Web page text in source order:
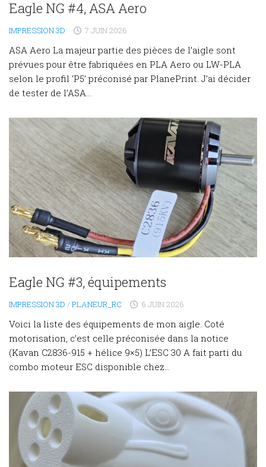
Eagle NG #4, ASA Aero
IMPRESSION 3D 7 JUIN 2026
ASA Aero La majeur partie des pièces de l’aigle sont
prévues pour être fabriquées en PLA Aero ou LW-PLA
selon le profil ‘P5’ préconisé par PlanePrint. J’ai décider
de tester de l’ASA...
Eagle NG #3, équipements
IMPRESSION 3D /PLANEUR_RC 6 JUIN 2026
Voici la liste des équipements de mon aigle. Coté
motorisation, c’est celle préconisée dans la notice
(Kavan C2836-915 + hélice 9×5) L’ESC 30 A fait parti du
combo moteur ESC disponible chez...